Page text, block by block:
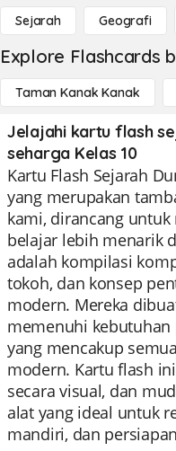
Sejarah Geografi
Explore Flashcards
Taman Kanak Kanak
Jelajahi kartu flash
seharga Kelas 10
Kartu Flash Sejarah
yang merupakan
kami, dirancang
belajar lebih menarik
adalah kompilasi
tokoh, dan konsep
modern. Mereka
memenuhi kebutuhan
yang mencakup
modern. Kartu flash
secara visual, dan
alat yang ideal untuk
mandiri, dan